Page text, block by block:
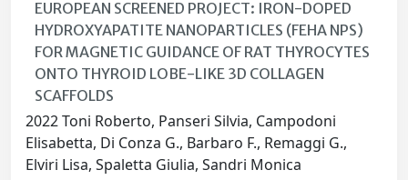
EUROPEAN SCREENED PROJECT: IRON-DOPED
HYDROXYAPATITE NANOPARTICLES (FEHA NPS)
FOR MAGNETIC GUIDANCE OF RAT THYROCYTES
ONTO THYROID LOBE-LIKE 3D COLLAGEN
SCAFFOLDS
2022 Toni Roberto, Panseri Silvia, Campodoni
Elisabetta, Di Conza G., Barbaro F., Remaggi G.,
Elviri Lisa, Spaletta Giulia, Sandri Monica